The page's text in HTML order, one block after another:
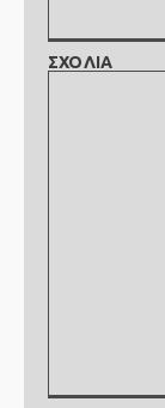
ΣΧΟΛΙΑ